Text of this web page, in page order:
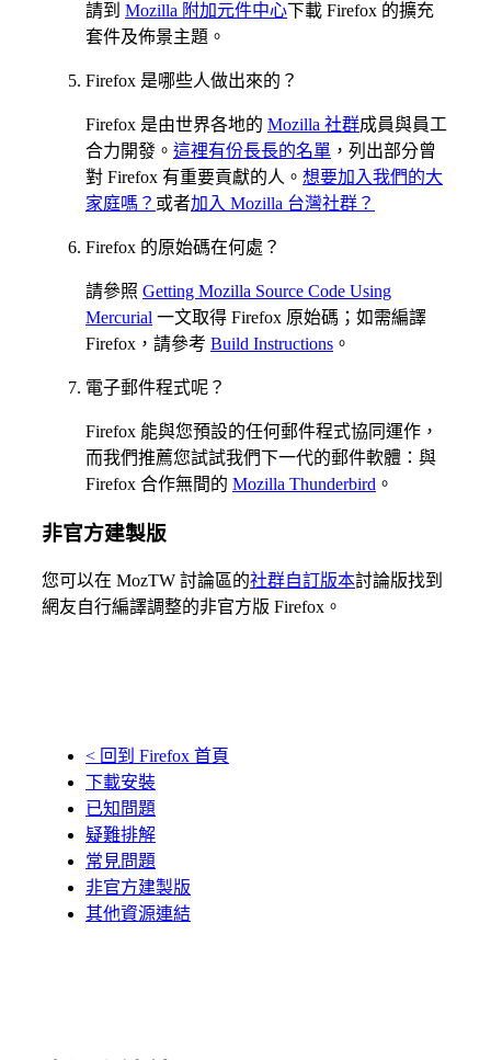
請到 Mozilla 附加元件中心下載 Firefox 的擴充
套件及佈景主題。
Firefox 是哪些人做出來的？
Firefox 是由世界各地的 Mozilla 社群成員與員工
合力開發。 這裡有份長長的名單 ，列出部分曾
對 Firefox 有重要貢獻的人。 想要加入我們的大
家庭嗎？ 或者加入 Mozilla 台灣社群？
Firefox 的原始碼在何處？
請參照 Getting Mozilla Source Code Using
Mercurial 一文取得 Firefox 原始碼；如需編譯
Firefox，請參考 Build Instructions 。
電子郵件程式呢？
Firefox 能與您預設的任何郵件程式協同運作，
而我們推薦您試試我們下一代的郵件軟體：與
Firefox 合作無間的 Mozilla Thunderbird 。
非官方建製版
您可以在 MozTW 討論區的社群自訂版本討論版找到
網友自行編譯調整的非官方版 Firefox。
< 回到 Firefox 首頁
下載安裝
已知 問題
疑難排解
常見問題
非官方建製版
其他資源連結